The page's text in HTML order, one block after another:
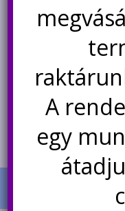
Ft
Kosárba teszem
A
egy